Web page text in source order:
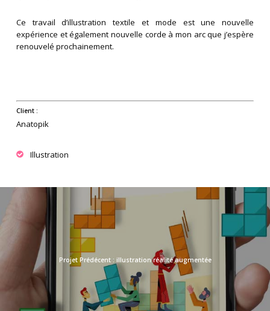
Ce travail d’illustration textile et mode est une nouvelle
expérience et également nouvelle corde à mon arc que j’espère
renouvelé prochainement.
Client :
Anatopik
Illustration
illustration réalité augmentée